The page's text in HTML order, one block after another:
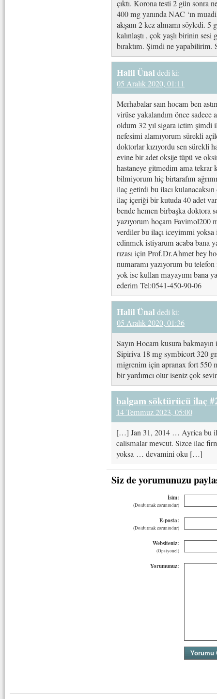
çıktı. Korona testi 2 gün sonra
400 mg yanında NAC ‘ın
akşam 2 kez almamı söyledi.
kalınlaştı , çok yaşlı birinin
bıraktım. Şimdi ne
Halil Ünal dedi ki:
05 Aralık 2020, 01:11
Merhabalar saın hocam ben
virüse yakalandım önce sadece
oldum 32 yıl sigara ictim şimdi
nefesimi alamıyorum sürekli
doktorlar kızıyordu sen sürekli
evine bir adet oksije tüpü ve
hastaneye gitmedim ama tekrar
bilmiyorum hiç birtarafım
ilaç getirdi bu ilacı
ilaç içeriği bir kutuda 40 adet
bende hemen birbaşka doktora
yazıyorum hoçam Favimol200
verdiler bu ilaçı iceyimmi
edinmek istiyarum acaba bana
rızası için Prof.Dr.Ahmet bey
numaramı yazıyorum bu
yok ise kullan mayayımı bana
ederim Tel:0541-450-90-06
Halil Ünal dedi ki:
05 Aralık 2020, 01:36
Sayın Hocam kusura bakmayın
Sipiriva 18 mg symbicort 320
migrenim için apranax fort 550
bir yardımcı olur iseniz çok
balgam söktürücü ilaç
14 Temmuz 2023, 05:00
[…] Jan 31, 2014 … Ayrica bu
calismalar mevcut. Sizce ilac
yoksa … devamini oku […]
Siz de yorumunuzu
İsim:
(Doldurmak zorunludur)
E-posta:
(Doldurmak zorunludur)
Websiteniz:
(Opsiyonel)
Yorumunuz: